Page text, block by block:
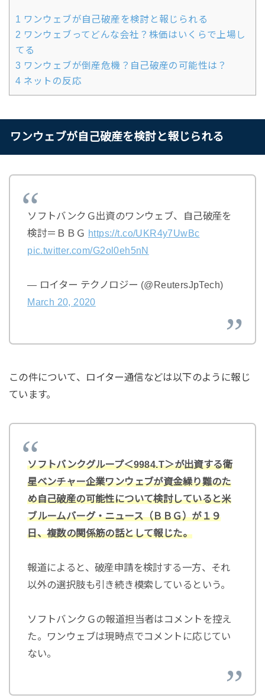
1 ワンウェブが自己破産を検討と報じられる
2 ワンウェブってどんな会社？株価はいくらで上場し
てる
3 ワンウェブが倒産危機？自己破産の可能性は？
4 ネットの反応
ワンウェブが自己破産を検討と報じられる
ソフトバンクＧ出資のワンウェブ、自己破産を
検討＝ＢＢＧ https://t.co/UKR4y7UwBc
pic.twitter.com/G2ol0eh5nN
— ロイター テクノロジー (@ReutersJpTech)
March 20, 2020
この件について、ロイター通信などは以下のように報じ
ています。
ソフトバンクグループ＜9984.T＞が出資する衛
星ベンチャー企業ワンウェブが資金繰り難のた
め自己破産の可能性について検討していると米
ブルームバーグ・ニュース（ＢＢＧ）が１９
日、複数の関係筋の話として報じた。
報道によると、破産申請を検討する一方、それ
以外の選択肢も引き続き模索しているという。
ソフトバンクＧの報道担当者はコメントを控え
た。ワンウェブは現時点でコメントに応じてい
ない。